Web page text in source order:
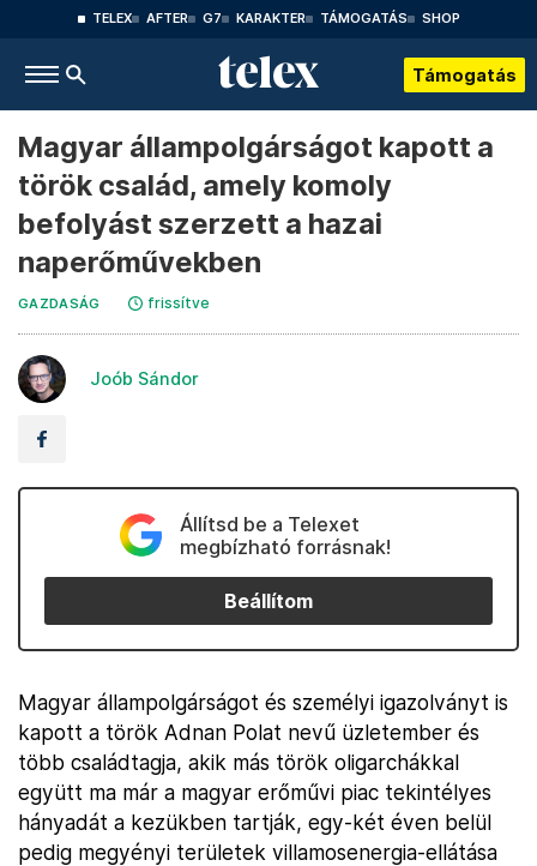
TELEX AFTER G7 KARAKTER TÁMOGATÁS SHOP
Támogatás
Magyar állampolgárságot kapott a
török család, amely komoly
befolyást szerzett a hazai
naperőművekben
GAZDASÁG frissítve
Joób Sándor
Állítsd be a Telexet
megbízható forrásnak!
Beállítom
Magyar állampolgárságot és személyi igazolványt is
kapott a török Adnan Polat nevű üzletember és
több családtagja, akik más török oligarchákkal
együtt ma már a magyar erőművi piac tekintélyes
hányadát a kezükben tartják, egy-két éven belül
pedig megyényi területek villamosenergia-ellátása